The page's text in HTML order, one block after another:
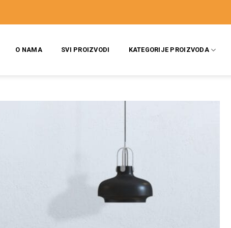
O NAMA SVI PROIZVODI KATEGORIJE PROIZVODA